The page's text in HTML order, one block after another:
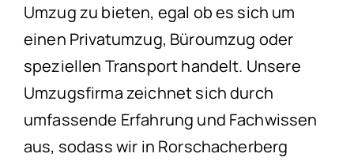
Umzug zu bieten, egal ob es sich um
einen Privatumzug, Büroumzug oder
speziellen Transport handelt. Unsere
Umzugsfirma zeichnet sich durch
umfassende Erfahrung und Fachwissen
aus, sodass wir in Rorschacherberg